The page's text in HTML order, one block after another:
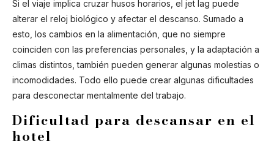
Si el viaje implica cruzar husos horarios, el jet lag puede
alterar el reloj biológico y afectar el descanso. Sumado a
esto, los cambios en la alimentación, que no siempre
coinciden con las preferencias personales, y la adaptación a
climas distintos, también pueden generar algunas molestias o
incomodidades. Todo ello puede crear algunas dificultades
para desconectar mentalmente del trabajo.
Dificultad para descansar en el
hotel
Ask Mira Mira
Hello and welcome! I'm Mira – your virtual
Cosmetics. 😊 I'm here to help with any
questions about our hotel cosmetics